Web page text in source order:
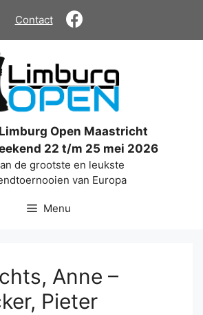
Contact
Limburg Open Maastricht
22 t/m 25 mei 2026
de grootste en leukste
van Europa
Menu
Anne –
Pieter